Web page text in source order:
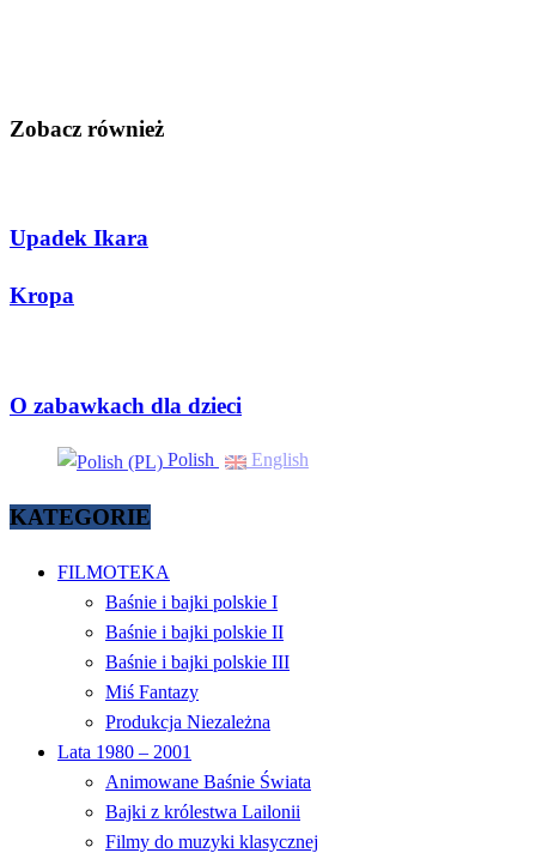
Zobacz również
Upadek Ikara
Kropa
O zabawkach dla dzieci
Polish English
KATEGORIE
FILMOTEKA
Baśnie i bajki polskie I
Baśnie i bajki polskie II
Baśnie i bajki polskie III
Miś Fantazy
Produkcja Niezależna
Lata 1980 – 2001
Animowane Baśnie Świata
Bajki z królestwa Lailonii
Filmy do muzyki klasycznej